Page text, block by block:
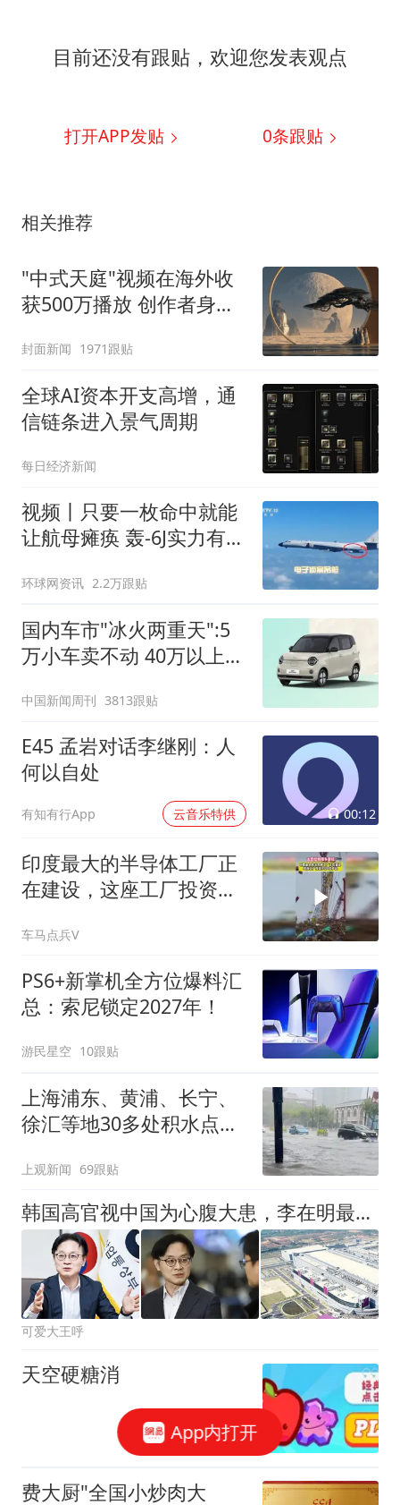
目前还没有跟贴，欢迎您发表观点
打开APP发贴 0条跟贴
相关推荐
"中式天庭"视频在海外收
获500万播放 创作者身份
封面新闻 1971跟贴
全球AI资本开支高增，通
信链条进入景气周期
每日经济新闻
视频丨只要一枚命中就能
让航母瘫痪 轰-6J实力有多
环球网资讯 2.2万跟贴
国内车市"冰火两重天":5
万小车卖不动 40万以上的
中国新闻周刊 3813跟贴
E45 孟岩对话李继刚：人
何以自处
有知有行App 云音乐特供 00:12
印度最大的半导体工厂正
在建设，这座工厂投资约
车马点兵V
PS6+新掌机全方位爆料汇
总：索尼锁定2027年！
游民星空 10跟贴
上海浦东、黄浦、长宁、
徐汇等地30多处积水点正
上观新闻 69跟贴
韩国高官视中国为心腹大患，李在明最好让手下摆正心态，别坑韩国
可爱大王呼
天空硬糖消
费大厨"全国小炒肉大
App内打开